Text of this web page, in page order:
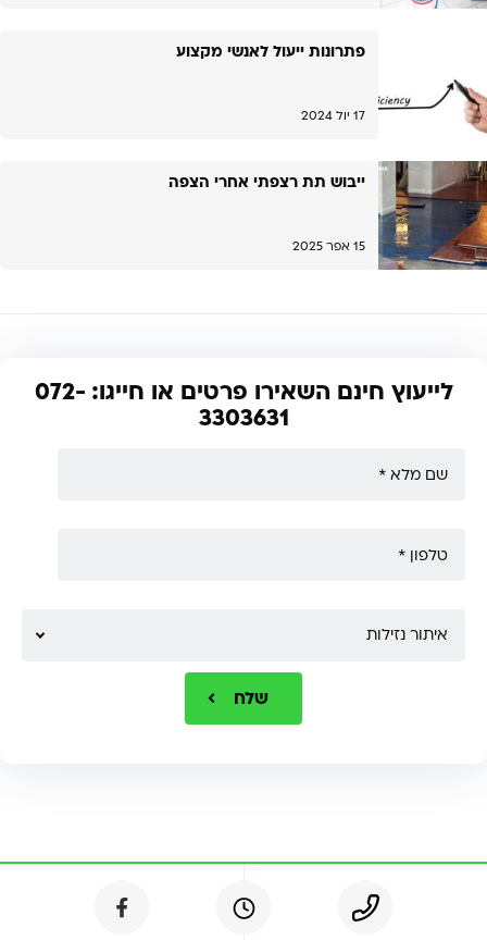
פתרונות ייעול לאנשי מקצוע
17 יול 2024
ייבוש תת רצפתי אחרי הצפה
15 אפר 2025
לייעוץ חינם השאירו פרטים או חייגו: 072-
3303631
איתור נזילות
שלח